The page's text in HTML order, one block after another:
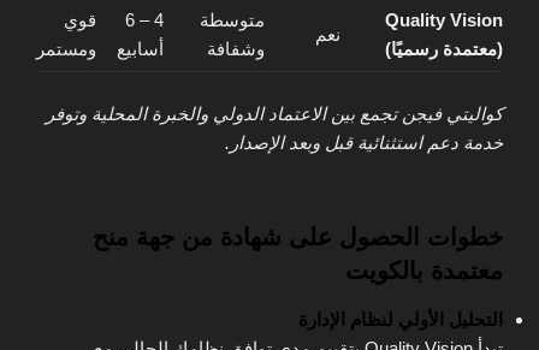
Quality Vision
(معتمدة رسميًا)
نعم
متوسطة
وشفافة
4 – 6
أسابيع
قوي
ومستمر
كواليتي فيجن تجمع بين الاعتماد الدولي والخبرة المحلية وتوفر
خدمة دعم استثنائية قبل وبعد الإصدار.
خطوات الحصول على شهادة من جهة منح
معتمدة بالكويت
التحليل الأولي لنظام الإدارة